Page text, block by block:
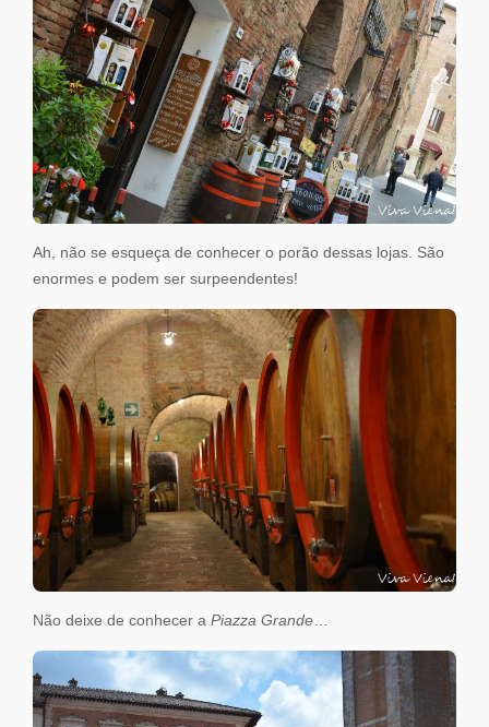
Ah, não se esqueça de conhecer o porão dessas lojas. São
enormes e podem ser surpeendentes!
Não deixe de conhecer a Piazza Grande…